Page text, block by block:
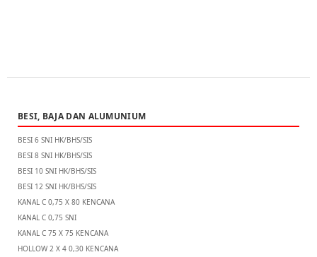
BESI, BAJA DAN ALUMUNIUM
BESI 6 SNI HK/BHS/SIS
BESI 8 SNI HK/BHS/SIS
BESI 10 SNI HK/BHS/SIS
BESI 12 SNI HK/BHS/SIS
KANAL C 0,75 X 80 KENCANA
KANAL C 0,75 SNI
KANAL C 75 X 75 KENCANA
HOLLOW 2 X 4 0,30 KENCANA